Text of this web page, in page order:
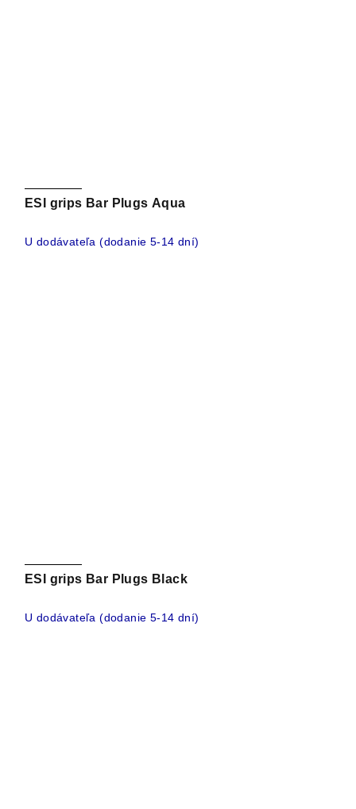
ESI grips Bar Plugs Aqua
U dodávateľa (dodanie 5-14 dní)
ESI grips Bar Plugs Black
U dodávateľa (dodanie 5-14 dní)